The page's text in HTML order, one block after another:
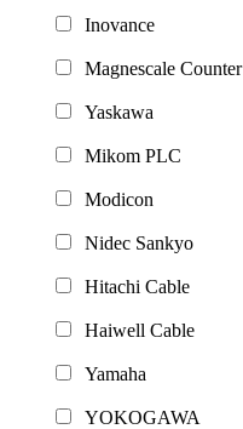
Inovance
Magnescale Counter
Yaskawa
Mikom PLC
Modicon
Nidec Sankyo
Hitachi Cable
Haiwell Cable
Yamaha
YOKOGAWA